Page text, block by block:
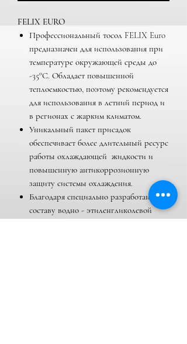
FELIX EURO
Профессиональный тосол FELIX Euro
предназначен для использования при
температуре окружающей среды до
-35°С. Обладает повышенной
теплоемкостью, поэтому рекомендуется
для использования в летний период и
в регионах с жарким климатом.
Уникальный пакет присадок
обеспечивает более длительный ресурс
работы охлаждающей жидкости и
повышенную антикоррозионную
защиту системы охлаждения.
Благодаря специально разработанному
составу водно - этиленгликолевой